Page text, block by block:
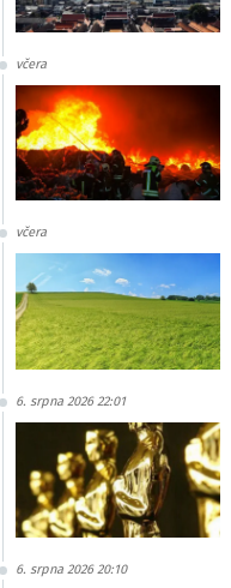
včera
včera
6. srpna 2026 22:01
6. srpna 2026 20:10